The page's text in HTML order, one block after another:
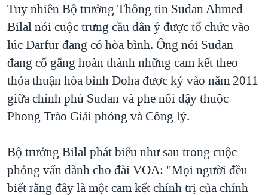
Tuy nhiên Bộ trưởng Thông tin Sudan Ahmed
Bilal nói cuộc trưng cầu dân ý được tổ chức vào
lúc Darfur đang có hòa bình. Ông nói Sudan
đang cố gắng hoàn thành những cam kết theo
thỏa thuận hòa bình Doha được ký vào năm 2011
giữa chính phủ Sudan và phe nổi dậy thuộc
Phong Trào Giải phóng và Công lý.
Bộ trưởng Bilal phát biểu như sau trong cuộc
phỏng vấn dành cho đài VOA: "Mọi người đều
biết rằng đây là một cam kết chính trị của chính